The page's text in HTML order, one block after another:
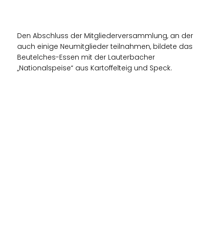
Den Abschluss der Mitgliederversammlung, an der
auch einige Neumitglieder teilnahmen, bildete das
Beutelches-Essen mit der Lauterbacher
Nationalspeise“ aus Kartoffelteig und Speck.